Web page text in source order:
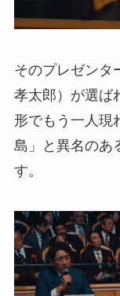
そのプレゼンタ
孝太郎）が選ば
形でもう一人現
島」と異名のあ
す。